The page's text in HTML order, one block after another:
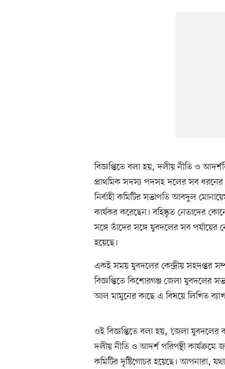
বিজ্ঞপ্তিতে বলা হয়, দলীয় নীতি ও
প্রাথমিক সদস্য পদসহ দলের সব ধরনের
নির্বাহী কমিটির সভাপতি আবদুল
কার্যকর করেছেন। বহিষ্কৃত নেতাদের
সঙ্গে তাঁদের সঙ্গে যুবদলের সব পর্যায়ের
হয়েছে।
একই সময় যুবদলের কেন্দ্রীয় সহদপ্তর
বিজ্ঞপ্তিতে কিশোরগঞ্জ জেলা যুবদলের
আল মামুনের কাছে এ বিষয়ে লিখিত
ওই বিজ্ঞপ্তিতে বলা হয়, ‘জেলা
দলীয় নীতি ও আদর্শ পরিপন্থী কার্যক্রমে
কমিটির দৃষ্টিগোচর হয়েছে। আপনারা,